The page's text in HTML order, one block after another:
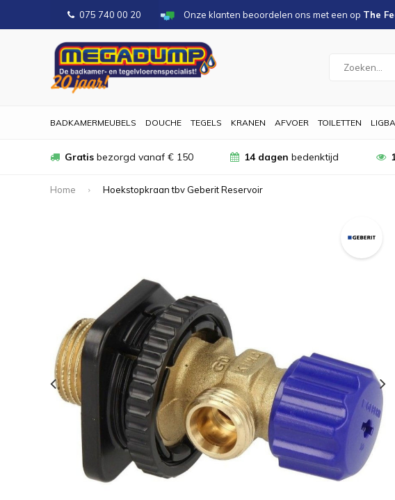
075 740 00 20 Onze klanten beoordelen ons met een op The
BADKAMERMEUBELS DOUCHE TEGELS KRANEN AFVOER TOILETTEN
Gratis bezorgd vanaf € 150 14 dagen bedenktijd
Home Hoekstopkraan tbv Geberit Reservoir